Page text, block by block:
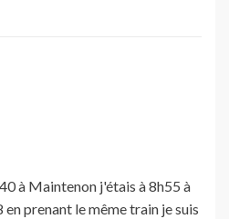
à Maintenon j'étais à 8h55 à
prenant le même train je suis